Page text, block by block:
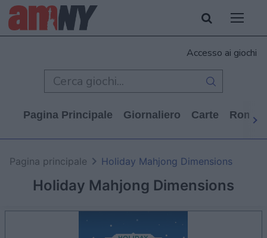
Accesso ai giochi
Pagina Principale Giornaliero Carte
Holiday Mahjong Dimensions
Pagina principale Holiday Mahjong Dimensions